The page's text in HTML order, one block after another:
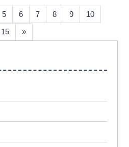
5 6 7 8 9 10
15 »